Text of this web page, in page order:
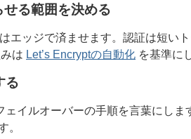
る範囲を決める
エッジで済ませます。認証は短い
は Let’s Encryptの自動化 を基準に
る
イルオーバーの手順を言葉にし
。